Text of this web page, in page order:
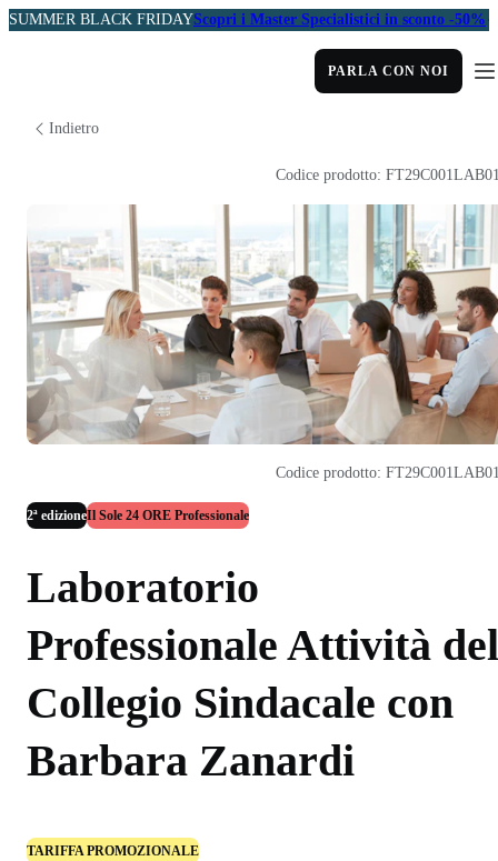
SUMMER BLACK FRIDAYScopri i Master Specialistici in sconto -50%
PARLA CON NOI
Indietro
2ª edizioneIl Sole 24 ORE Professionale
Laboratorio
Professionale Attività del
Collegio Sindacale con
Barbara Zanardi
TARIFFA PROMOZIONALE
Codice prodotto:
Codice prodotto: